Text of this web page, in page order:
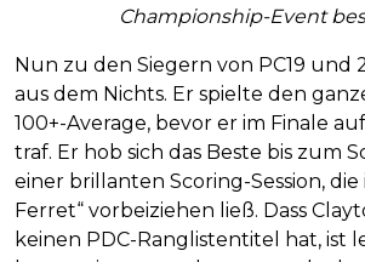
Championship-Event
Nun zu den Siegern von PC19 und
aus dem Nichts. Er spielte den
100+-Average, bevor er im Finale
traf. Er hob sich das Beste bis zum
einer brillanten Scoring-Session, die
Ferret“ vorbeiziehen ließ. Dass
keinen PDC-Ranglistentitel hat, ist